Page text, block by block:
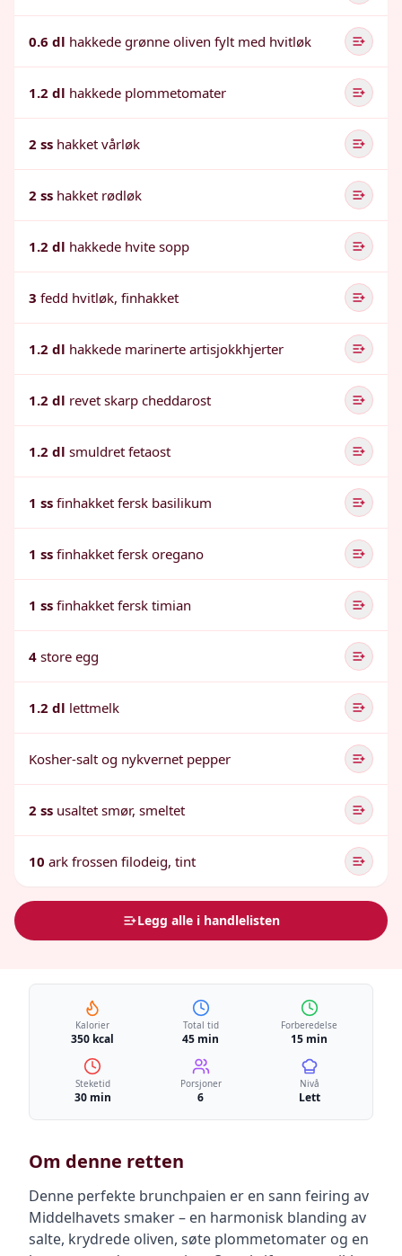
0.6 dl hakkede grønne oliven fylt med hvitløk
1.2 dl hakkede plommetomater
2 ss hakket vårløk
2 ss hakket rødløk
1.2 dl hakkede hvite sopp
3 fedd hvitløk, finhakket
1.2 dl hakkede marinerte artisjokkhjerter
1.2 dl revet skarp cheddarost
1.2 dl smuldret fetaost
1 ss finhakket fersk basilikum
1 ss finhakket fersk oregano
1 ss finhakket fersk timian
4 store egg
1.2 dl lettmelk
Kosher-salt og nykvernet pepper
2 ss usaltet smør, smeltet
10 ark frossen filodeig, tint
Legg alle i handlelisten
Kalorier
350 kcal
Total tid
45 min
Forberedelse
15 min
Steketid
30 min
Porsjoner
6
Nivå
Lett
Om denne retten
Denne perfekte brunchpaien er en sann feiring av
Middelhavets smaker – en harmonisk blanding av
salte, krydrede oliven, søte plommetomater og en